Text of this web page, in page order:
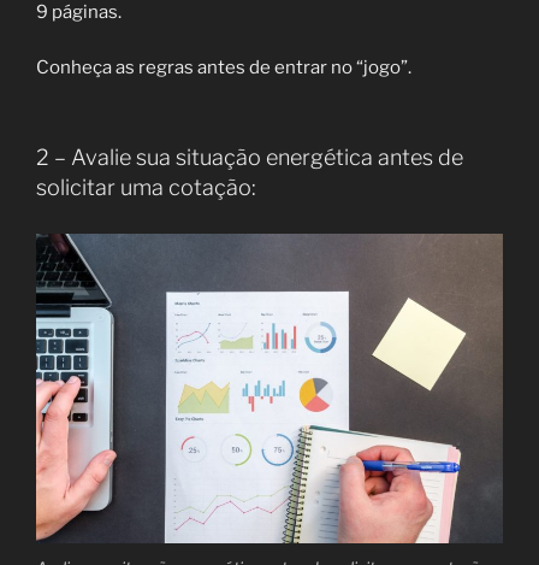
9 páginas.
Conheça as regras antes de entrar no “jogo”.
2 – Avalie sua situação energética antes de
solicitar uma cotação: